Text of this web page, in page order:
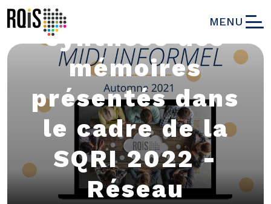
MENU
autour de la
synthèse des
mémoires
présentés dans
le cadre de la
SQRI 2022 -
Réseau